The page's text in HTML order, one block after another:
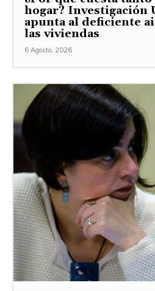
hogar? Investigación
apunta al deficiente
las viviendas
6 Agosto, 2026